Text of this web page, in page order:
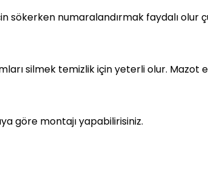
sökerken numaralandırmak faydalı olur
silmek temizlik için yeterli olur. Mazot
göre montajı yapabilirisiniz.